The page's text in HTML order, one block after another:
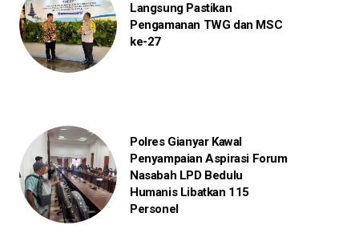
Langsung Pastikan
Pengamanan TWG dan MSC
ke-27
Polres Gianyar Kawal
Penyampaian Aspirasi Forum
Nasabah LPD Bedulu
Humanis Libatkan 115
Personel